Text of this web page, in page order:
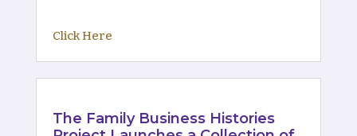
Click Here
The Family Business Histories